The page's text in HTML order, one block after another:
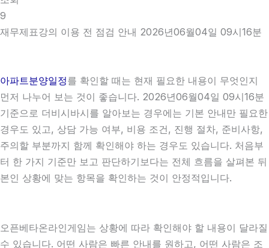
9
재무제표강의 이용 전 점검 안내 2026년06월04일 09시16분
아파트분양일정를 확인할 때는 현재 필요한 내용이 무엇인지
먼저 나누어 보는 것이 좋습니다. 2026년06월04일 09시16분
기준으로 더비시바시를 알아보는 경우에는 기본 안내만 필요한
경우도 있고, 상담 가능 여부, 비용 조건, 진행 절차, 준비사항,
주의할 부분까지 함께 확인해야 하는 경우도 있습니다. 처음부
터 한 가지 기준만 보고 판단하기보다는 전체 흐름을 살펴본 뒤
본인 상황에 맞는 항목을 확인하는 것이 안정적입니다.
오픈베타온라인게임는 상황에 따라 확인해야 할 내용이 달라질
수 있습니다. 어떤 사람은 빠른 안내를 원하고, 어떤 사람은 조